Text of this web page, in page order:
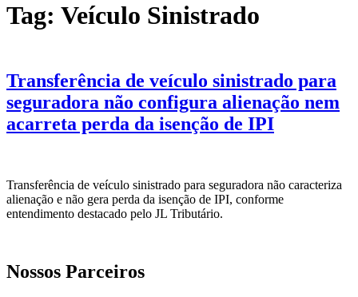
Tag: Veículo Sinistrado
Transferência de veículo sinistrado para
seguradora não configura alienação nem
acarreta perda da isenção de IPI
Transferência de veículo sinistrado para seguradora não caracteriza
alienação e não gera perda da isenção de IPI, conforme
entendimento destacado pelo JL Tributário.
Nossos Parceiros